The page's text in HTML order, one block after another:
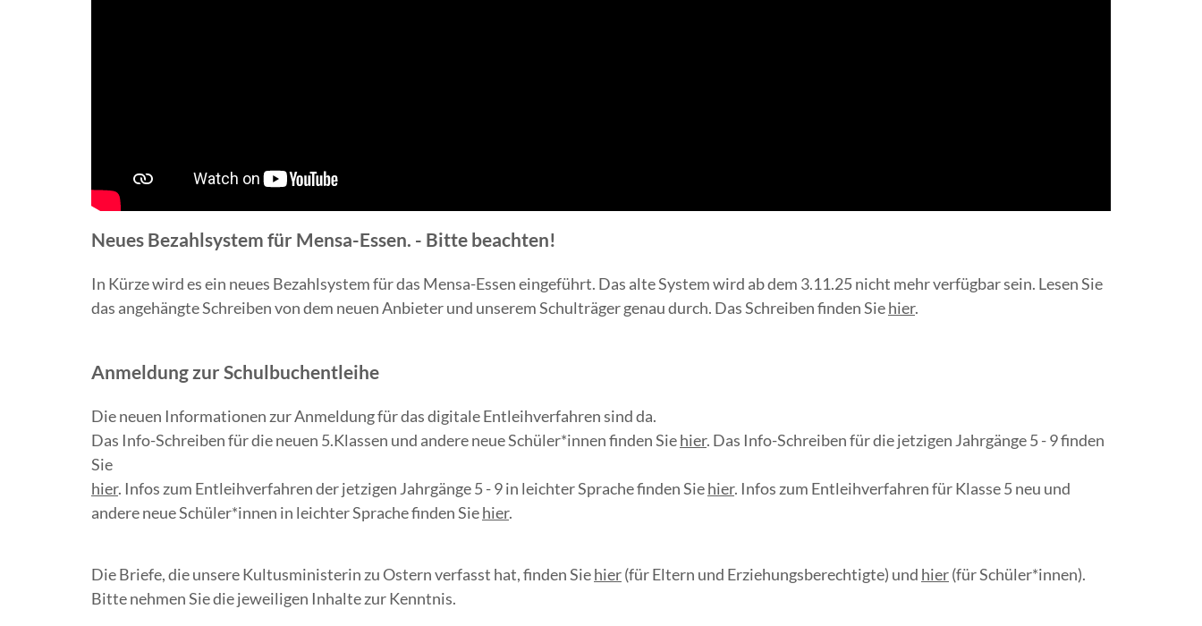
Neues Bezahlsystem für Mensa-Essen. - Bitte beachten!
In Kürze wird es ein neues Bezahlsystem für das Mensa-Essen eingeführt. Das alte System wird ab dem 3.11.25 nicht mehr verfügbar sein. Lesen Sie
das angehängte Schreiben von dem neuen Anbieter und unserem Schulträger genau durch. Das Schreiben finden Siehier.
Anmeldung zur Schulbuchentleihe
Die neuen Informationen zur Anmeldung für das digitale Entleihverfahren sind da.
Das Info-Schreiben für die neuen 5.Klassen und andere neue Schüler*innen finden Siehier. Das Info-Schreiben für die jetzigen Jahrgänge 5 - 9 finden
Sie
hier. Infos zum Entleihverfahren der jetzigen Jahrgänge 5 - 9 in leichter Sprache finden Siehier. Infos zum Entleihverfahren für Klasse 5 neu und
andere neue Schüler*innen in leichter Sprache finden Siehier.
Die Briefe, die unsere Kultusministerin zu Ostern verfasst hat, finden Siehier(für Eltern und Erziehungsberechtigte) und hier(für Schüler*innen).
Bitte nehmen Sie die jeweiligen Inhalte zur Kenntnis.